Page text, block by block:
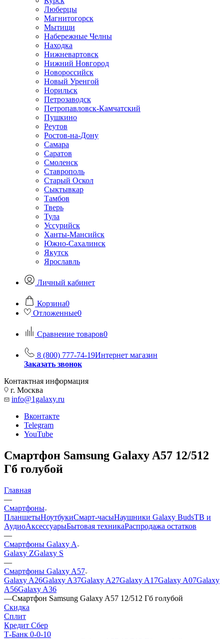
Люберцы
Магнитогорск
Мытищи
Набережные Челны
Находка
Нижневартовск
Нижний Новгород
Новороссийск
Новый Уренгой
Норильск
Петрозаводск
Петропавловск-Камчатский
Пушкино
Реутов
Ростов-на-Дону
Самара
Саратов
Смоленск
Ставрополь
Старый Оскол
Сыктывкар
Тамбов
Тверь
Тула
Уссурийск
Ханты-Мансийск
Южно-Сахалинск
Якутск
Ярославль
Личный кабинет
Корзина0
Отложенные0
Сравнение товаров0
8 (800) 777-74-19Интернет магазин
Заказать звонок
Контактная информация
г. Москва
info@1galaxy.ru
Вконтакте
Telegram
YouTube
Смартфон Samsung Galaxy A57 12/512
Гб голубой
Главная
—
Смартфоны
ПланшетыНоутбукиСмарт-часыНаушники Galaxy BudsТВ и
АудиоАксессуарыБытовая техникаРаспродажа остатков
—
Смартфоны Galaxy A
Galaxy ZGalaxy S
—
Смартфоны Galaxy A57
Galaxy A26Galaxy A37Galaxy A27Galaxy A17Galaxy A07Galaxy
A56Galaxy A36
—Смартфон Samsung Galaxy A57 12/512 Гб голубой
Скидка
Сплит
Кредит Сбер
Т-Банк 0-0-10